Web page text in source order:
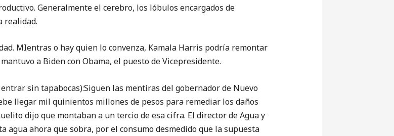
Generalmente el cerebro, los lóbulos encargados de
realidad.
MIentras o hay quien lo convenza, Kamala Harris podría remontar
a Biden con Obama, el puesto de Vicepresidente.
entrar sin tapabocas):Siguen las mentiras del gobernador de Nuevo
llegar mil quinientos millones de pesos para remediar los daños
dijo que montaban a un tercio de esa cifra. El director de Agua y
agua ahora que sobra, por el consumo desmedido que la supuesta